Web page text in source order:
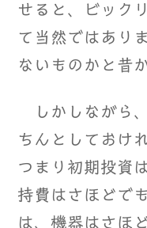
せると、ビック
て当然ではあり
ないものかと昔
しかしながら
ちんとしておけ
つまり初期投資
持費はさほどで
は、機器はさほ